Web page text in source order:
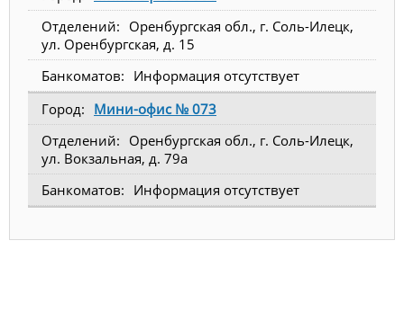
Оренбургская обл., г. Соль-Илецк,
ул. Оренбургская, д. 15
Информация отсутствует
Мини-офис № 073
Оренбургская обл., г. Соль-Илецк,
ул. Вокзальная, д. 79а
Информация отсутствует